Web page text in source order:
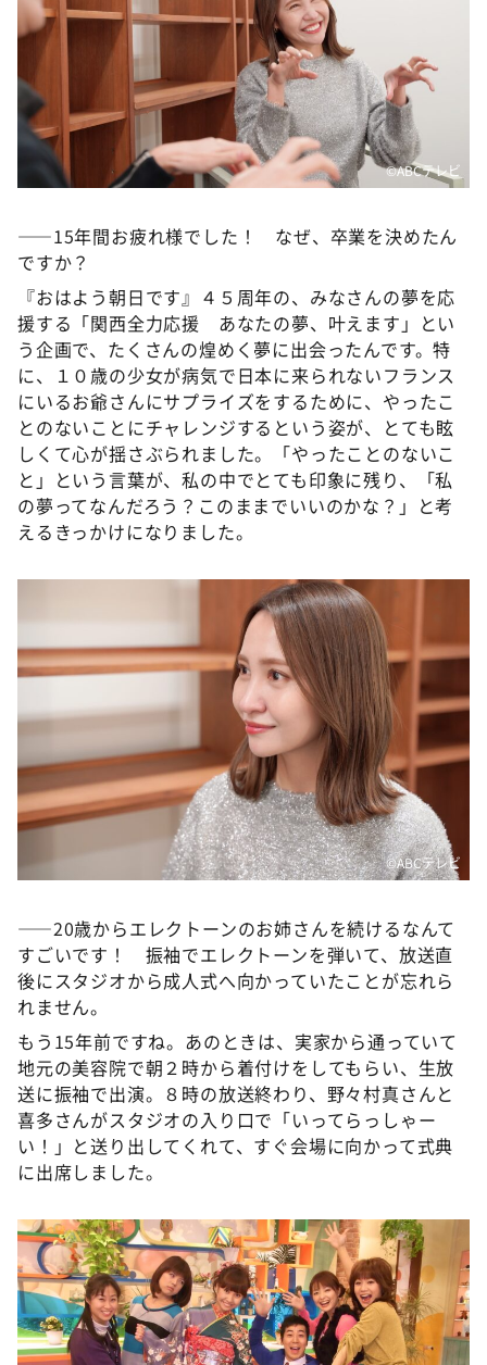
ＬＩＦＥ～夢のカタチ～
新婚さんいらっしゃい！
ポツンと一軒家
ザキ山小屋本館
ぺこぱのまるスポ
©️ABCテレビ
――15年間お疲れ様でした！ なぜ、卒業を決めたん
ですか？
『おはよう朝日です』４５周年の、みなさんの夢を応
援する「関西全力応援 あなたの夢、叶えます」とい
う企画で、たくさんの煌めく夢に出会ったんです。特
に、１０歳の少女が病気で日本に来られないフランス
にいるお爺さんにサプライズをするために、やったこ
とのないことにチャレンジするという姿が、とても眩
しくて心が揺さぶられました。「やったことのないこ
と」という言葉が、私の中でとても印象に残り、「私
の夢ってなんだろう？このままでいいのかな？」と考
えるきっかけになりました。
©️ABCテレビ
――20歳からエレクトーンのお姉さんを続けるなんて
すごいです！ 振袖でエレクトーンを弾いて、放送直
後にスタジオから成人式へ向かっていたことが忘れら
れません。
もう15年前ですね。あのときは、実家から通っていて
地元の美容院で朝２時から着付けをしてもらい、生放
送に振袖で出演。８時の放送終わり、野々村真さんと
喜多さんがスタジオの入り口で「いってらっしゃー
い！」と送り出してくれて、すぐ会場に向かって式典
に出席しました。